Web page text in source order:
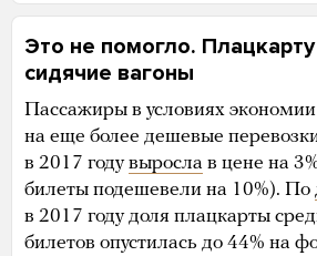
Это не помогло.
сидячие вагоны
Пассажиры в условиях
на еще более дешевые
в 2017 годувыросла в цене на
билеты подешевели на 10%). По
в 2017 году доля плацкарты
билетов опустилась до 44% на